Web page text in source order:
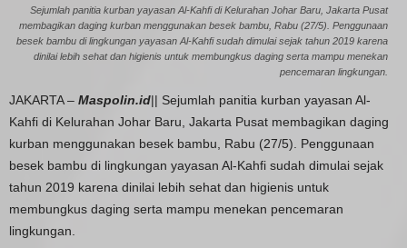
Sejumlah panitia kurban yayasan Al-Kahfi di Kelurahan Johar Baru, Jakarta Pusat
membagikan daging kurban menggunakan besek bambu, Rabu (27/5). Penggunaan
besek bambu di lingkungan yayasan Al-Kahfi sudah dimulai sejak tahun 2019 karena
dinilai lebih sehat dan higienis untuk membungkus daging serta mampu menekan
pencemaran lingkungan.
JAKARTA – Maspolin.id|| Sejumlah panitia kurban yayasan Al-
Kahfi di Kelurahan Johar Baru, Jakarta Pusat membagikan daging
kurban menggunakan besek bambu, Rabu (27/5). Penggunaan
besek bambu di lingkungan yayasan Al-Kahfi sudah dimulai sejak
tahun 2019 karena dinilai lebih sehat dan higienis untuk
membungkus daging serta mampu menekan pencemaran
lingkungan.